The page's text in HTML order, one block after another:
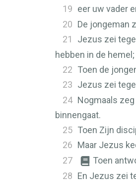
19 eer uw vader
20 De jongeman
21
Jezus zei
hebben in de
22 Toen de
23 Jezus zei
24 Nogmaals
binnengaat.
25 Toen Zijn
26 Maar Jezus
27
Toen
28 En Jezus zei